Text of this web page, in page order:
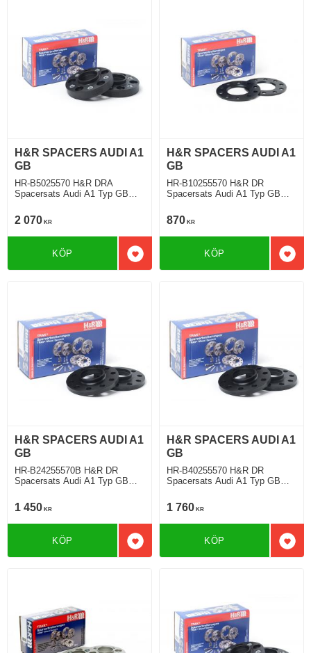
H&R SPACERS AUDI A1
GB
HR-B5025570 H&R DRA
Spacersats Audi A1 Typ GB
2 070 KR
Lägg till i favoriter
KÖP
H&R SPACERS AUDI A1
GB
HR-B10255570 H&R DR
Spacersats Audi A1 Typ GB
870 KR
KÖP
H&R SPACERS AUDI A1
GB
HR-B24255570B H&R DR
Spacersats Audi A1 Typ GB
1 450 KR
Lägg till i favoriter
KÖP
H&R SPACERS AUDI A1
GB
HR-B40255570 H&R DR
Spacersats Audi A1 Typ GB
1 760 KR
KÖP